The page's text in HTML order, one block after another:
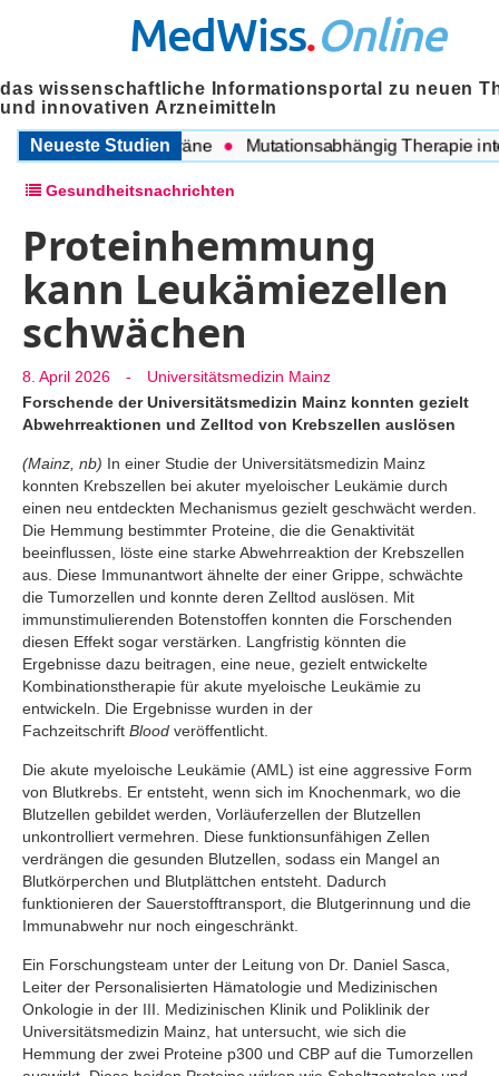
MedWiss.Online
das wissenschaftliche Informationsportal zu neuen
und innovativen Arzneimitteln
Neueste Studien
COPD und Migräne Mutationsabhängig Therapie
Gesundheitsnachrichten
Proteinhemmung
kann Leukämiezellen
schwächen
8. April 2026 -
Universitätsmedizin Mainz
Forschende der Universitätsmedizin Mainz konnten gezielt
Abwehrreaktionen und Zelltod von Krebszellen auslösen
(Mainz, nb) In einer Studie der Universitätsmedizin Mainz
konnten Krebszellen bei akuter myeloischer Leukämie durch
einen neu entdeckten Mechanismus gezielt geschwächt werden.
Die Hemmung bestimmter Proteine, die die Genaktivität
beeinflussen, löste eine starke Abwehrreaktion der Krebszellen
aus. Diese Immunantwort ähnelte der einer Grippe, schwächte
die Tumorzellen und konnte deren Zelltod auslösen. Mit
immunstimulierenden Botenstoffen konnten die Forschenden
diesen Effekt sogar verstärken. Langfristig könnten die
Ergebnisse dazu beitragen, eine neue, gezielt entwickelte
Kombinationstherapie für akute myeloische Leukämie zu
entwickeln. Die Ergebnisse wurden in der
Fachzeitschrift Blood veröffentlicht.
Die akute myeloische Leukämie (AML) ist eine aggressive Form
von Blutkrebs. Er entsteht, wenn sich im Knochenmark, wo die
Blutzellen gebildet werden, Vorläuferzellen der Blutzellen
unkontrolliert vermehren. Diese funktionsunfähigen Zellen
verdrängen die gesunden Blutzellen, sodass ein Mangel an
Blutkörperchen und Blutplättchen entsteht. Dadurch
funktionieren der Sauerstofftransport, die Blutgerinnung und die
Immunabwehr nur noch eingeschränkt.
Ein Forschungsteam unter der Leitung von Dr. Daniel Sasca,
Leiter der Personalisierten Hämatologie und Medizinischen
Onkologie in der III. Medizinischen Klinik und Poliklinik der
Universitätsmedizin Mainz, hat untersucht, wie sich die
Hemmung der zwei Proteine p300 und CBP auf die Tumorzellen